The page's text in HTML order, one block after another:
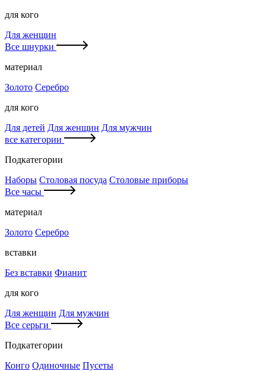
для кого
Для женщин
Все шнурки
материал
Золото Серебро
для кого
Для детей Для женщин Для мужчин
все категории
Подкатегории
Наборы Столовая посуда Столовые приборы
Все часы
материал
Золото Серебро
вставки
Без вставки Фианит
для кого
Для женщин Для мужчин
Все серьги
Подкатегории
Конго Одиночные Пусеты